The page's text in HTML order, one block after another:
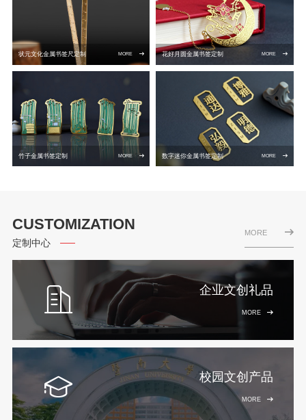
状元文化金属书签尺定制 MORE 花好月圆金属书签定制 MORE
竹子金属书签定制 MORE 数字迷你金属书签定制 MORE
CUSTOMIZATION
定制中心
MORE
企业文创礼品
MORE
校园文创产品
MORE